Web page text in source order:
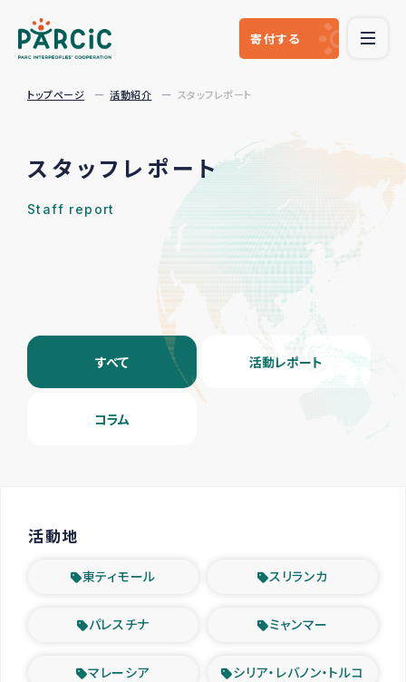
寄付する
トップページ 活動紹介 スタッフレポート
スタッフレポート
Staff report
すべて 活動レポート
コラム
活動地
東ティモール スリランカ
パレスチナ ミャンマー
マレーシア シリア・レバノン・トルコ